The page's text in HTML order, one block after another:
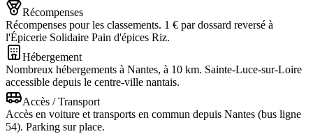
Récompenses
Récompenses pour les classements. 1 € par dossard reversé à
l'Épicerie Solidaire Pain d'épices Riz.
Hébergement
Nombreux hébergements à Nantes, à 10 km. Sainte-Luce-sur-Loire
accessible depuis le centre-ville nantais.
Accès / Transport
Accès en voiture et transports en commun depuis Nantes (bus ligne
54). Parking sur place.